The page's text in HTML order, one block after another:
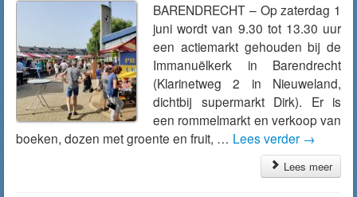
BARENDRECHT – Op zaterdag 1
juni wordt van 9.30 tot 13.30 uur
een actiemarkt gehouden bij de
Immanuëlkerk in Barendrecht
(Klarinetweg 2 in Nieuweland,
dichtbij supermarkt Dirk). Er is
een rommelmarkt en verkoop van
boeken, dozen met groente en fruit, … Lees verder →
Lees meer